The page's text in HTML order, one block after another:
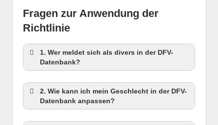
Fragen zur Anwendung der
Richtlinie
1. Wer meldet sich als divers in der DFV-
Datenbank?
2. Wie kann ich mein Geschlecht in der DFV-
Datenbank anpassen?